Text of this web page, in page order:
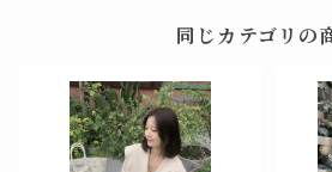
同じカテゴリの